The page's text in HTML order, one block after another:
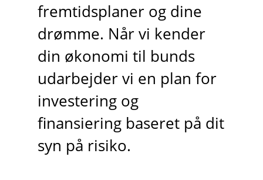
fremtidsplaner og dine
drømme. Når vi kender
din økonomi til bunds
udarbejder vi en plan for
investering og
finansiering baseret på dit
syn på risiko.